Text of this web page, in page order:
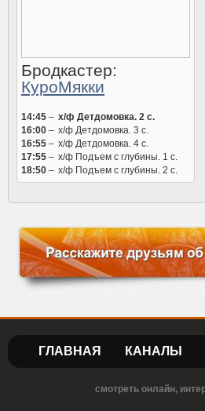
Бродкастер:
КуроМякки
14:45 – х/ф Детдомовка. 2 с.
16:00 – х/ф Детдомовка. 3 с.
16:55 – х/ф Детдомовка. 4 с.
17:55 – х/ф Подъем с глубины. 1 с.
18:50 – х/ф Подъем с глубины. 2 с.
ГЛАВНАЯ КАНАЛЫ
смотреть онлайн,